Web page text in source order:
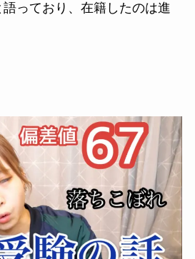
っており、在籍したのは進